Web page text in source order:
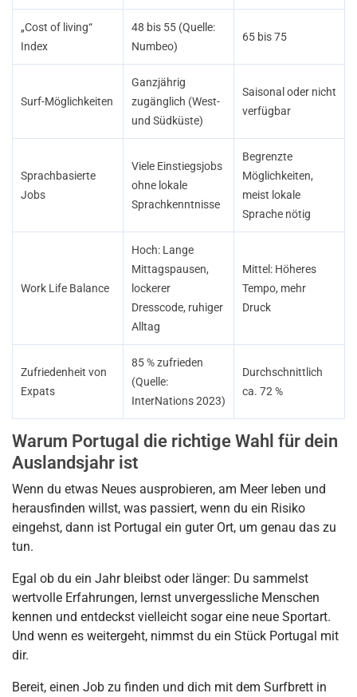
„Cost of living“
Index
48 bis 55 (Quelle:
Numbeo)
65 bis 75
Surf-Möglichkeiten
Ganzjährig
zugänglich (West-
und Südküste)
Saisonal oder nicht
verfügbar
Sprachbasierte
Jobs
Viele Einstiegsjobs
ohne lokale
Sprachkenntnisse
Begrenzte
Möglichkeiten,
meist lokale
Sprache nötig
Work Life Balance
Hoch: Lange
Mittagspausen,
lockerer
Dresscode, ruhiger
Alltag
Mittel: Höheres
Tempo, mehr
Druck
Zufriedenheit von
Expats
85 % zufrieden
(Quelle:
InterNations 2023)
Durchschnittlich
ca. 72 %
Warum Portugal die richtige Wahl für dein
Auslandsjahr ist
Wenn du etwas Neues ausprobieren, am Meer leben und
herausfinden willst, was passiert, wenn du ein Risiko
eingehst, dann ist Portugal ein guter Ort, um genau das zu
tun.
Egal ob du ein Jahr bleibst oder länger: Du sammelst
wertvolle Erfahrungen, lernst unvergessliche Menschen
kennen und entdeckst vielleicht sogar eine neue Sportart.
Und wenn es weitergeht, nimmst du ein Stück Portugal mit
dir.
Bereit, einen Job zu finden und dich mit dem Surfbrett in